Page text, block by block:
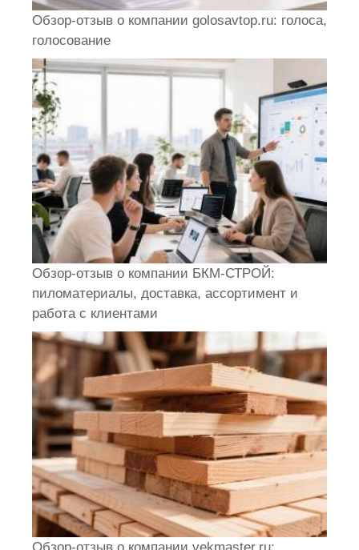
Обзор-отзыв о компании golosavtop.ru: голоса,
голосование
Обзор-отзыв о компании БКМ-СТРОЙ:
пиломатериалы, доставка, ассортимент и
работа с клиентами